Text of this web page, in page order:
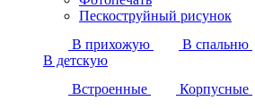
Пескоструйный рисунок
В прихожую
В спальню
В детскую
Встроенные
Корпусные